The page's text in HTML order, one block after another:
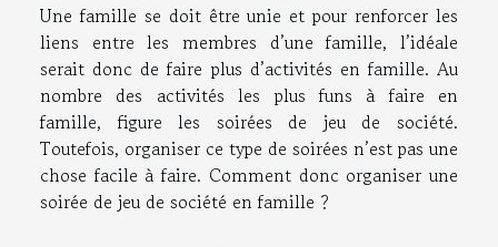
Une famille se doit être unie et pour renforcer les
liens entre les membres d’une famille, l’idéale
serait donc de faire plus d’activités en famille. Au
nombre des activités les plus funs à faire en
famille, figure les soirées de jeu de société.
Toutefois, organiser ce type de soirées n’est pas une
chose facile à faire. Comment donc organiser une
soirée de jeu de société en famille ?